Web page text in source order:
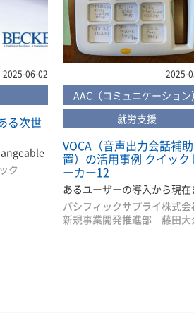
2025-06-02
る次世
ク
2025-
AAC（コミュニケーション）
就労支援
VOCA（音声出力会話補
置）の活用事例 クイック
ーカー12
あるユーザーの導入から現在
パシフィックサプライ株式会
新規事業開発推進部 藤田大